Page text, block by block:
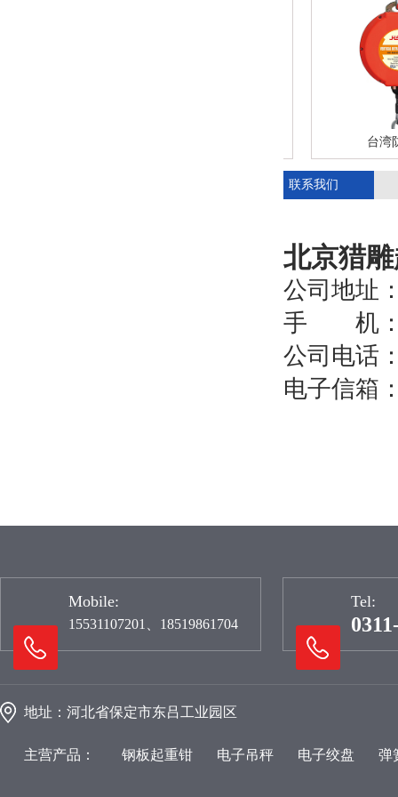
台湾防坠
联系我们
北京猎
公司地址
手 机：
公司电话
电子信箱
Mobile:
15531107201、18519861704
Tel:
地址：河北省保定市东吕工业园区
主营产品： 钢板起重钳 电子吊秤 电子绞盘 弹